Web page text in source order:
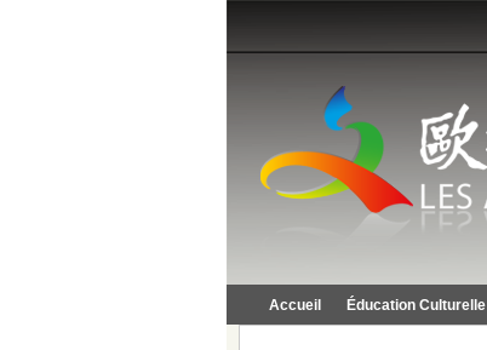
Accueil Éducation Culturelle